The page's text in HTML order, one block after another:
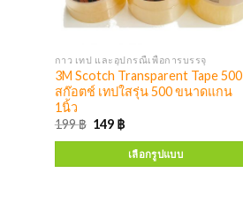
กาว เทป และอุปกรณืเพื่อการบรรจุ
3M Scotch Transparent Tape 500
สก๊อตช์ เทปใสรุ่น 500 ขนาดแกน
1นิ้ว
199฿ 149 ฿
เลือกรูปแบบ